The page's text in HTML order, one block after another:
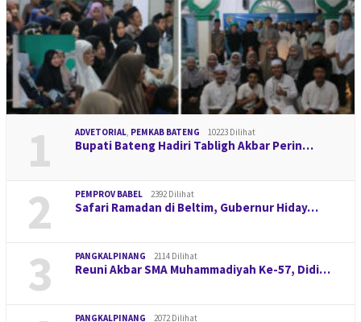
1 ADVETORIAL, PEMKAB BATENG 10223 Dilihat
Bupati Bateng Hadiri Tabligh Akbar Perin…
2 PEMPROV BABEL 2392 Dilihat
Safari Ramadan di Beltim, Gubernur Hiday…
3 PANGKALPINANG 2114 Dilihat
Reuni Akbar SMA Muhammadiyah Ke-57, Didi…
PANGKALPINANG 2072 Dilihat